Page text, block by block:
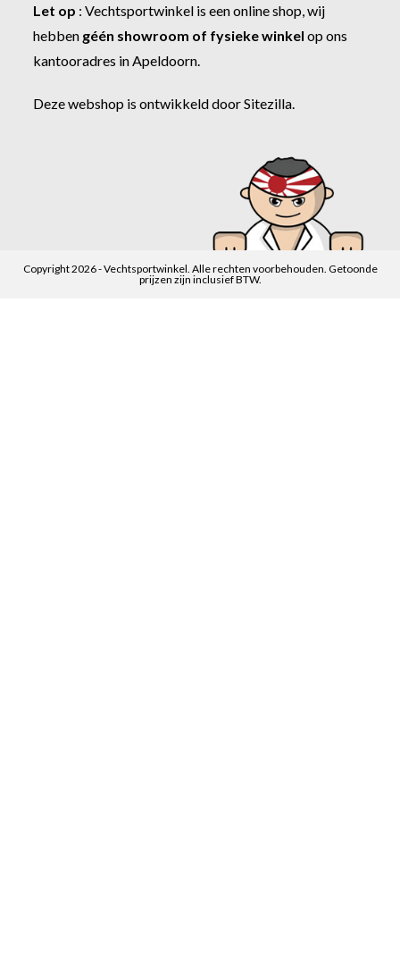
Let op :Vechtsportwinkel is een online shop, wij
hebben géén showroom of fysieke winkel op ons
kantooradres in Apeldoorn.
Deze webshop is ontwikkeld doorSitezilla
Copyright 2026 - Vechtsportwinkel. Alle rechten voorbehouden. Getoonde
prijzen zijn inclusief BTW.